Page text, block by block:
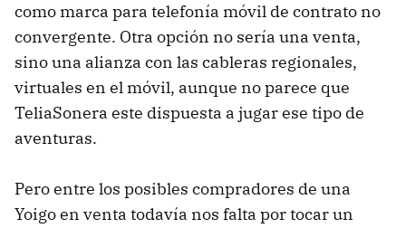
como marca para telefonía móvil de contrato no
convergente. Otra opción no sería una venta,
sino una alianza con las cableras regionales,
virtuales en el móvil, aunque no parece que
TeliaSonera este dispuesta a jugar ese tipo de
aventuras.
Pero entre los posibles compradores de una
Yoigo en venta todavía nos falta por tocar un